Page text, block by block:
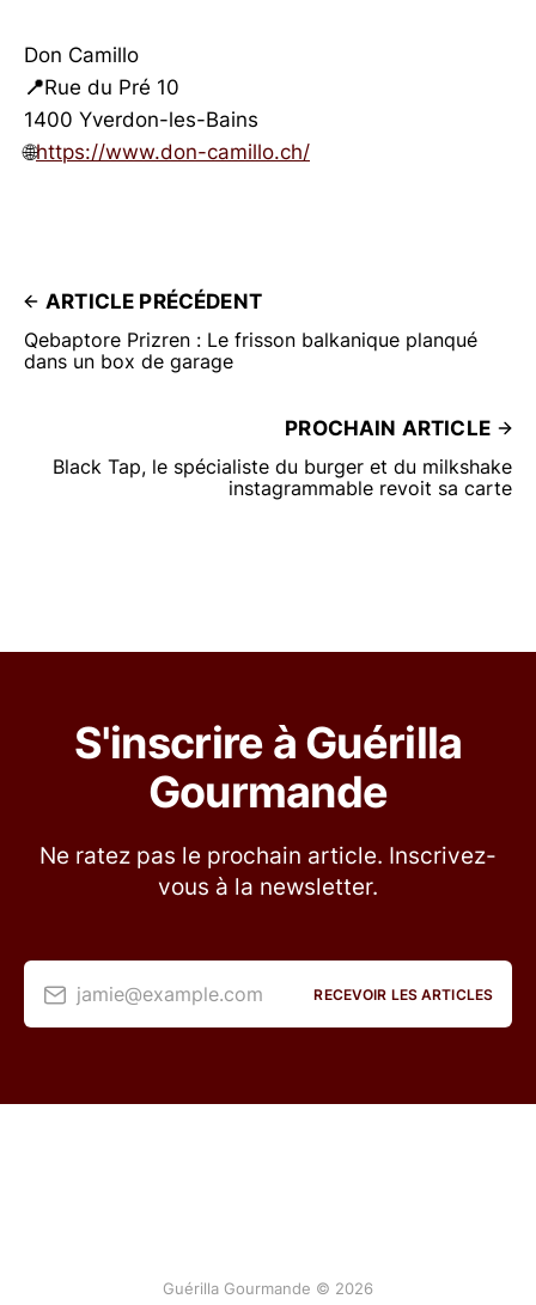
Don Camillo
📍Rue du Pré 10
1400 Yverdon-les-Bains
🌐https://www.don-camillo.ch/
ARTICLE PRÉCÉDENT
Qebaptore Prizren : Le frisson balkanique planqué
dans un box de garage
PROCHAIN ARTICLE
Black Tap, le spécialiste du burger et du milkshake
instagrammable revoit sa carte
S'inscrire à Guérilla
Gourmande
Ne ratez pas le prochain article. Inscrivez-
vous à la newsletter.
jamie@example.com RECEVOIR LES ARTICLES
Guérilla Gourmande © 2026